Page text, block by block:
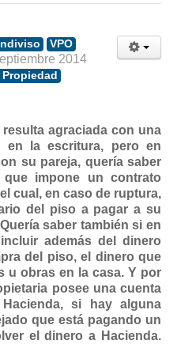
Horizontal
de Propietarios
Urbanos
de Propietarios
de Vivienda en Propiedad
2014
VPO
agraciada con una
en la escritura, pero en
su pareja, quería saber
impone un contrato
cual, en caso de ruptura,
del piso a pagar a su
saber también si en
además del dinero
del piso, el dinero que
u obras en la casa. Y por
posee una cuenta
si hay alguna
que está pagando un
el dinero a Hacienda.